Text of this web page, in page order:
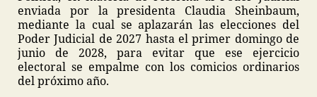
enviada por la presidenta Claudia Sheinbaum,
mediante la cual se aplazarán las elecciones del
Poder Judicial de 2027 hasta el primer domingo de
junio de 2028, para evitar que ese ejercicio
electoral se empalme con los comicios ordinarios
del próximo año.